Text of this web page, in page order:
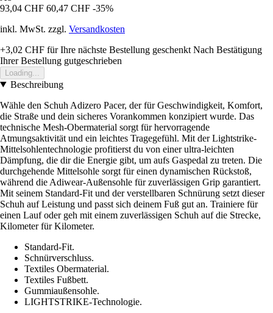
93,04 CHF 60,47 CHF -35%
inkl. MwSt. zzgl. Versandkosten
+3,02 CHF für Ihre nächste Bestellung geschenkt Nach Bestätigung
Ihrer Bestellung gutgeschrieben
Loading...
Beschreibung
Wähle den Schuh Adizero Pacer, der für Geschwindigkeit, Komfort,
die Straße und dein sicheres Vorankommen konzipiert wurde. Das
technische Mesh-Obermaterial sorgt für hervorragende
Atmungsaktivität und ein leichtes Tragegefühl. Mit der Lightstrike-
Mittelsohlentechnologie profitierst du von einer ultra-leichten
Dämpfung, die dir die Energie gibt, um aufs Gaspedal zu treten. Die
durchgehende Mittelsohle sorgt für einen dynamischen Rückstoß,
während die Adiwear-Außensohle für zuverlässigen Grip garantiert.
Mit seinem Standard-Fit und der verstellbaren Schnürung setzt dieser
Schuh auf Leistung und passt sich deinem Fuß gut an. Trainiere für
einen Lauf oder geh mit einem zuverlässigen Schuh auf die Strecke,
Kilometer für Kilometer.
Standard-Fit.
Schnürverschluss.
Textiles Obermaterial.
Textiles Fußbett.
Gummiaußensohle.
LIGHTSTRIKE-Technologie.